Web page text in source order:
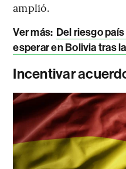
amplió.
Ver más: Del riesgo
esperar en Bolivia tras
Incentivar